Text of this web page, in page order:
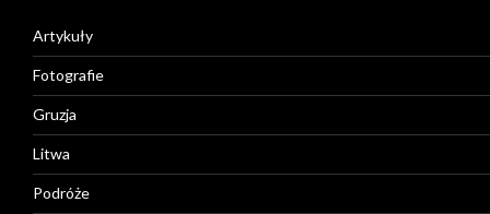
Artykuły
Fotografie
Gruzja
Litwa
Podróże